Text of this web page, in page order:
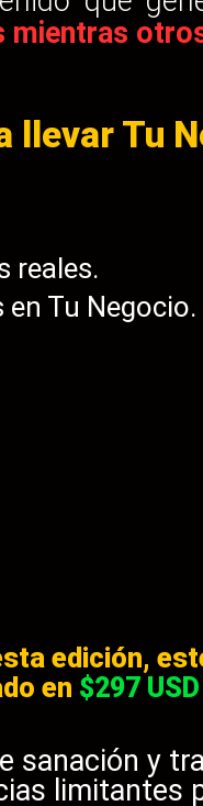
mientras
llevar Tu
reales.
Tu Negocio.
edición,
en $297 USD
sanación y
limitantes